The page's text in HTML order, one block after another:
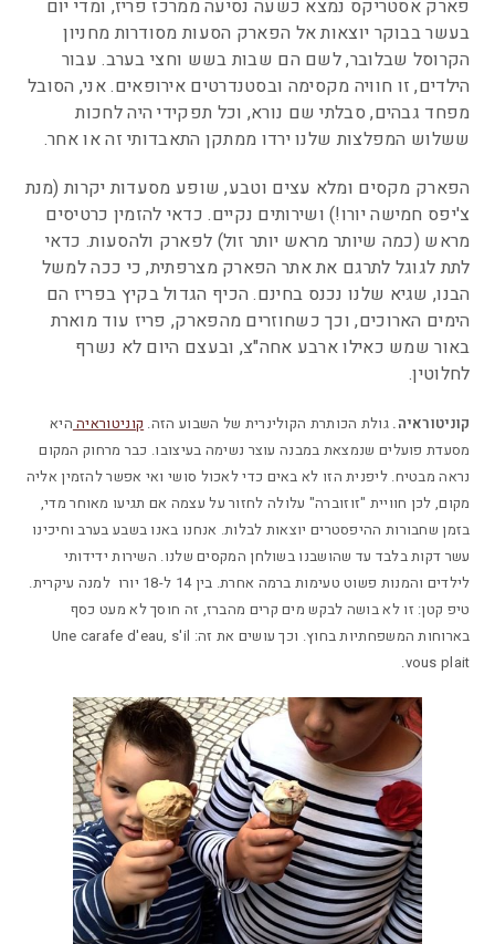
פארק אסטריקס נמצא כשעה נסיעה ממרכז פריז, ומדי יום
בעשר בבוקר יוצאות אל הפארק הסעות מסודרות מחניון
הקרוסל שבלובר, לשם הם שבות בשש וחצי בערב. עבור
הילדים, זו חוויה מקסימה ובסטנדרטים אירופאים. אני, הסובל
מפחד גבהים, סבלתי שם נורא, וכל תפקידי היה לחכות
ששלוש המפלצות שלנו ירדו ממתקן התאבדותי זה או אחר.
הפארק מקסים ומלא עצים וטבע, שופע מסעדות יקרות (מנת
צ'יפס חמישה יורו!) ושירותים נקיים. כדאי להזמין כרטיסים
מראש (כמה שיותר מראש יותר זול) לפארק ולהסעות. כדאי
לתת לגוגל לתרגם את אתר הפארק מצרפתית, כי ככה למשל
הבנו, שגיא שלנו נכנס בחינם. הכיף הגדול בקיץ בפריז הם
הימים הארוכים, וכך כשחוזרים מהפארק, פריז עוד מוארת
באור שמש כאילו ארבע אחה"צ, ובעצם היום לא נשרף
לחלוטין.
קוניטוראיה. גולת הכותרת הקולינרית של השבוע הזה. קוניטוראיה היא
מסעדת פועלים שנמצאת במבנה עוצר נשימה בעיצובו. כבר מרחוק המקום
נראה מבטיח. ליפנית הזו לא באים כדי לאכול סושי ואי אפשר להזמין אליה
מקום, לכן חוויית "זוזוברה" עלולה לחזור על עצמה אם תגיעו מאוחר מדי,
בזמן שחבורות ההיפסטרים יוצאות לבלות. אנחנו באנו בשבע בערב וחיכינו
עשר דקות בלבד עד שהושבנו בשולחן המקסים שלנו. השירות ידידותי
לילדים והמנות פשוט טעימות ברמה אחרת. בין 14 ל-18 יורו למנה עיקרית.
טיפ קטן: זו לא בושה לבקש מים קרים מהברז, זה חוסך לא מעט כסף
בארוחות המשפחתיות בחוץ. וכך עושים את זה: Une carafe d'eau, s'il
vous plait.